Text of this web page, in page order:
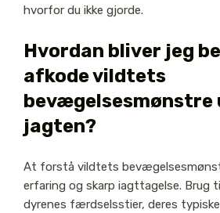
hvorfor du ikke gjorde.
Hvordan bliver jeg
afkode vildtets
bevægelsesmønstre
jagten?
At forstå vildtets
erfaring og skarp iagttagelse. Brug
dyrenes færdselsstier, deres